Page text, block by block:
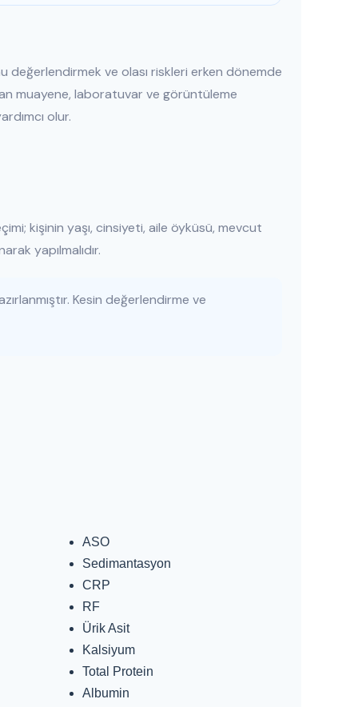
ve olası riskleri erken dönemde
muayene, laboratuvar ve görüntüleme
olur.
kişinin yaşı, cinsiyeti, aile öyküsü, mevcut
yapılmalıdır.
Kesin değerlendirme ve
ASO
Sedimantasyon
CRP
RF
Ürik Asit
Kalsiyum
Total Protein
Albumin